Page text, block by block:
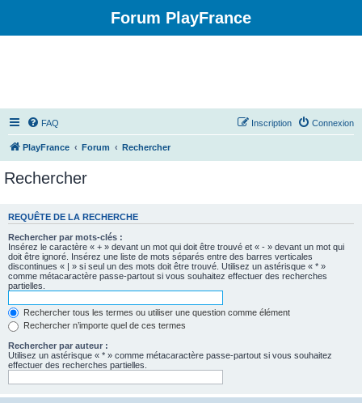
Forum PlayFrance
FAQ Connexion
Inscription
PlayFrance Forum Rechercher
Rechercher
REQUÊTE DE LA RECHERCHE
Rechercher par mots-clés :
Insérez le caractère « + » devant un mot qui doit être trouvé et « - » devant un mot qui
doit être ignoré. Insérez une liste de mots séparés entre des barres verticales
discontinues « | » si seul un des mots doit être trouvé. Utilisez un astérisque « * »
comme métacaractère passe-partout si vous souhaitez effectuer des recherches
partielles.
Rechercher tous les termes ou utiliser une question comme élément
Rechercher n’importe quel de ces termes
Rechercher par auteur :
Utilisez un astérisque « * » comme métacaractère passe-partout si vous souhaitez
effectuer des recherches partielles.